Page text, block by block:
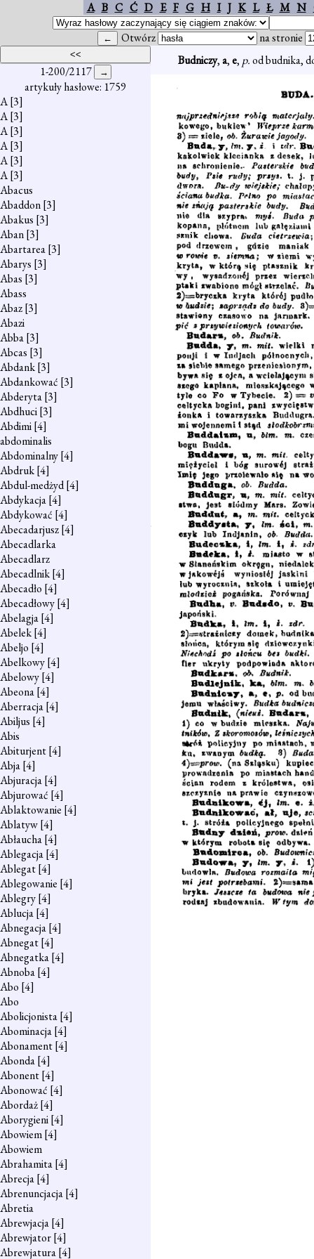
A B C Ć D E F G H I J K L Ł M N
Otwórz na stronie
1-200/2117
artykuły hasłowe: 1759
A[3]
A[3]
A[3]
A[3]
A[3]
A[3]
Abacus
Abaddon[3]
Abakus [3]
Aban[3]
Abartarea[3]
Abarys [3]
Abas [3]
Abass
Abaz[3]
Abazi
Abba[3]
Abcas [3]
Abdank[3]
Abdankować [3]
Abderyta[3]
Abdhuci[3]
Abdimi[4]
abdominalis
Abdominalny[4]
Abdruk[4]
Abdul-medżyd[4]
Abdykacja[4]
Abdykować [4]
Abecadarjusz[4]
Abecadlarka
Abecadlarz
Abecadlnik[4]
Abecadło [4]
Abecadłowy[4]
Abelagja[4]
Abelek[4]
Abeljo [4]
Abelkowy[4]
Abelowy[4]
Abeona[4]
Aberracja[4]
Abiljus [4]
Abis
Abiturjent[4]
Abja[4]
Abjuracja[4]
Abjurować [4]
Ablaktowanie [4]
Ablatyw[4]
Abłaucha[4]
Ablegacja[4]
Ablegat[4]
Ablegowanie [4]
Ablegry[4]
Ablucja[4]
Abnegacja[4]
Abnegat[4]
Abnegatka[4]
Abnoba[4]
Abo [4]
Abo
Abolicjonista[4]
Abominacja[4]
Abonament[4]
Abonda[4]
Abonent[4]
Abonować [4]
Abordaż[4]
Aborygieni[4]
Abowiem[4]
Abowiem
Abrahamita[4]
Abrecja[4]
Abrenuncjacja[4]
Abretia
Abrewjacja[4]
Abrewjator[4]
Abrewjatura[4]
Budniczy,a,e, p.od budnika,